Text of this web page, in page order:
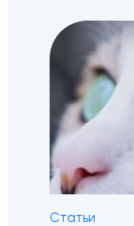
Статьи